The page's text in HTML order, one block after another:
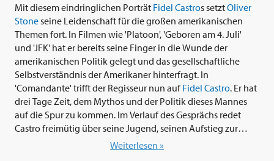
Mit diesem eindringlichen Porträt Fidel Castros setztOliver
Stone seine Leidenschaft für die großen amerikanischen
Themen fort. In Filmen wie 'Platoon', 'Geboren am 4. Juli'
und 'JFK' hat er bereits seine Finger in die Wunde der
amerikanischen Politik gelegt und das gesellschaftliche
Selbstverständnis der Amerikaner hinterfragt. In
'Comandante' trifft der Regisseur nun aufFidel Castro. Er hat
drei Tage Zeit, dem Mythos und der Politik dieses Mannes
auf die Spur zu kommen. Im Verlauf des Gesprächs redet
Castro freimütig über seine Jugend, seinen Aufstieg zur
Macht und seine Einschätzungen zum gegenwärtigen
Weiterlesen »